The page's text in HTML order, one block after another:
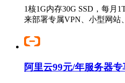
1核1G内存30G SSD，每月
来部署专属VPN、小型网站
阿里云99元/年服务器